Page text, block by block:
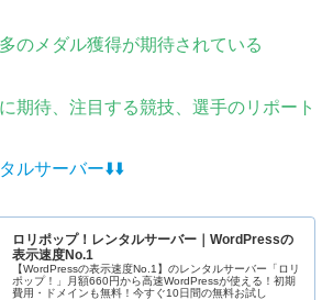
のメダル獲得が期待されている
期待、注目する競技、選手のリポート
ルサーバー⬇️⬇️
ロリポップ！レンタルサーバー｜WordPressの
表示速度No.1
【WordPressの表示速度No.1】のレンタルサーバー「ロリ
ポップ！」月額660円から高速WordPressが使える！初期
費用・ドメインも無料！今すぐ10日間の無料お試し